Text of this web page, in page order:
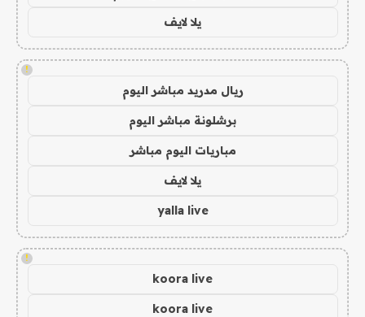
يلا لايف
!
ريال مدريد مباشر اليوم
برشلونة مباشر اليوم
مباريات اليوم مباشر
يلا لايف
yalla live
!
koora live
koora live